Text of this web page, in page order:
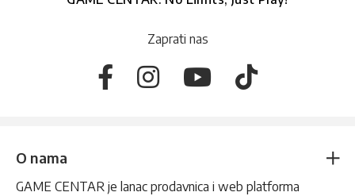
Zaprati nas
O nama
GAME CENTAR je lanac prodavnica i web platforma